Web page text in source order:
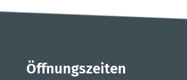
Öffnungszeiten